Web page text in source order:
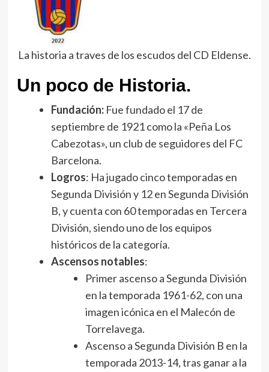
La historia a traves de los escudos del CD Eldense.
Un poco de Historia.
Fundación:Fue fundado el 17 de
septiembre de 1921 como la «Peña Los
Cabezotas», un club de seguidores del FC
Barcelona.
Logros: Ha jugado cinco temporadas en
Segunda División y 12 en Segunda División
B, y cuenta con 60 temporadas en Tercera
División, siendo uno de los equipos
históricos de la categoría.
Ascensos notables:
Primer ascenso a Segunda División
en la temporada 1961-62, con una
imagen icónica en el Malecón de
Torrelavega.
Ascenso a Segunda División B en la
temporada 2013-14, tras ganar a la